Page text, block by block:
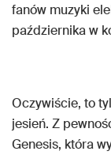
fanów muzyki
października w
Oczywiście, to
jesień. Z
Genesis, która